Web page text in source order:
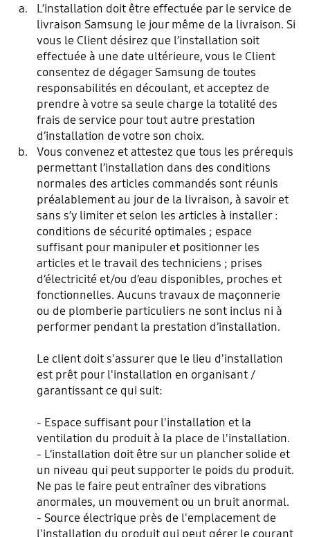
L’installation doit être effectuée par le service de
livraison Samsung le jour même de la livraison. Si
vous le Client désirez que l’installation soit
effectuée à une date ultérieure, vous le Client
consentez de dégager Samsung de toutes
responsabilités en découlant, et acceptez de
prendre à votre sa seule charge la totalité des
frais de service pour tout autre prestation
d’installation de votre son choix.
Vous convenez et attestez que tous les prérequis
permettant l’installation dans des conditions
normales des articles commandés sont réunis
préalablement au jour de la livraison, à savoir et
sans s’y limiter et selon les articles à installer :
conditions de sécurité optimales ; espace
suffisant pour manipuler et positionner les
articles et le travail des techniciens ; prises
d’électricité et/ou d’eau disponibles, proches et
fonctionnelles. Aucuns travaux de maçonnerie
ou de plomberie particuliers ne sont inclus ni à
performer pendant la prestation d’installation.
Le client doit s'assurer que le lieu d'installation
est prêt pour l'installation en organisant /
garantissant ce qui suit:
- Espace suffisant pour l'installation et la
ventilation du produit à la place de l'installation.
- L’installation doit être sur un plancher solide et
un niveau qui peut supporter le poids du produit.
Ne pas le faire peut entraîner des vibrations
anormales, un mouvement ou un bruit anormal.
- Source électrique près de l'emplacement de
l'installation du produit qui peut gérer le courant